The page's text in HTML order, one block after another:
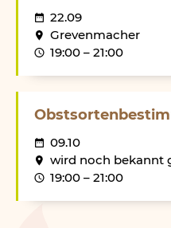
22.09
Grevenmacher
19:00 – 21:00
09.10
wird noch bekannt
19:00 – 21:00